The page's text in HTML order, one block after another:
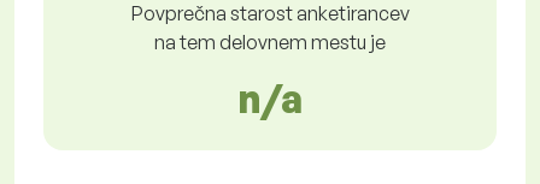
Povprečna starost anketirancev
na tem delovnem mestu je
n/a